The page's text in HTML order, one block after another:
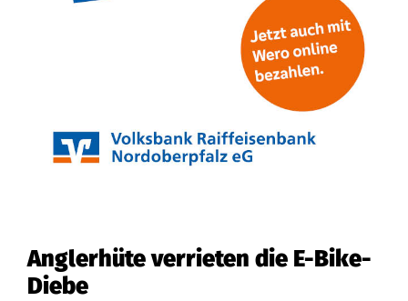
Anglerhüte verrieten die E-Bike-
Diebe